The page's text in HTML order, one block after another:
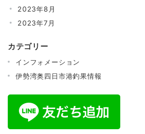
2023年8月
2023年7月
カテゴリー
インフォメーション
伊勢湾奥四日市港釣果情報